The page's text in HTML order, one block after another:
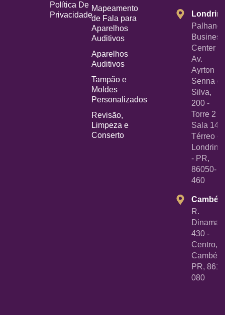
Política De
Privacidade
Mapeamento
de Fala para
Aparelhos
Auditivos
Aparelhos
Auditivos
Tampão e
Moldes
Personalizados
Revisão,
Limpeza e
Conserto
Palhano
Business
Center -
Av.
Ayrton
Senna
Silva,
200 -
Torre 2 -
Sala 14
Térreo -
Londrina
- PR,
86050-
460
Cambé
R.
430 -
Centro,
Cambé -
PR,
080